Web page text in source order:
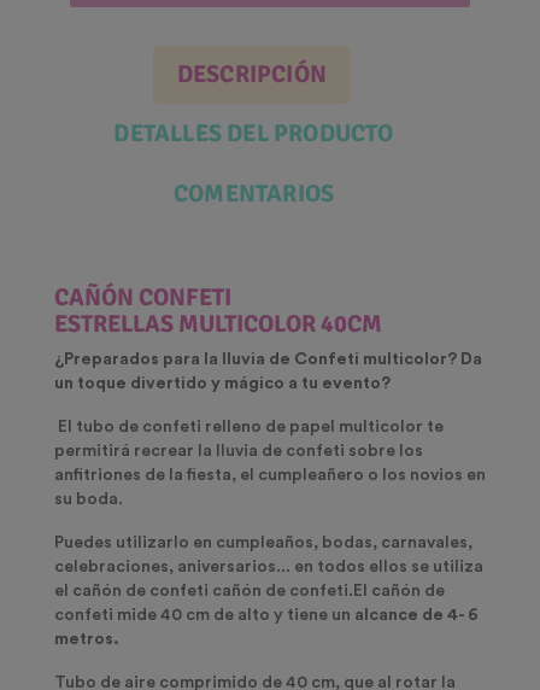
DESCRIPCIÓN
DETALLES DEL PRODUCTO
COMENTARIOS
CAÑÓN CONFETI
ESTRELLAS MULTICOLOR 40CM
¿Preparados para la lluvia de Confeti multicolor? Da
un toque divertido y mágico a tu evento?
El tubo de confeti relleno de papel multicolor te
permitirá recrear la lluvia de confeti sobre los
anfitriones de la fiesta, el cumpleañero o los novios en
su boda.
Puedes utilizarlo en cumpleaños, bodas, carnavales,
celebraciones, aniversarios... en todos ellos se utiliza
el cañón de confeti cañón de confeti.El cañón de
confeti mide 40 cm de alto y tiene un alcance de 4- 6
metros.
Tubo de aire comprimido de 40 cm, que al rotar la